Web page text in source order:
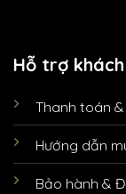
Hỗ trợ
Thanh toán
Hướng dẫn
Bảo hành &